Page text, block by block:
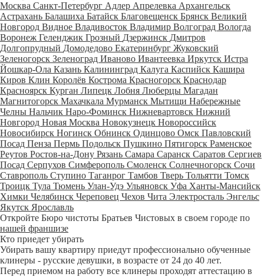
Москва Санкт-Петербург Адлер Апрелевка Архангельск
Астрахань Балашиха Батайск Благовещенск Брянск Великий
Новгород Видное Владивосток Владимир Волгоград Вологда
Воронеж Геленджик Грозный Дзержинск Дмитров
Долгопрудный Домодедово Екатеринбург Жуковский
Зеленогорск Зеленоград Иваново Ивантеевка Иркутск Истра
Йошкар-Ола Казань Калининград Калуга Каспийск Кашира
Киров Клин Королёв Кострома Красногорск Краснодар
Красноярск Курган Липецк Лобня Люберцы Магадан
Магнитогорск Махачкала Мурманск Мытищи Набережные
Челны Нальчик Наро-Фоминск Нижневартовск Нижний
Новгород Новая Москва Новокузнецк Новороссийск
Новосибирск Ногинск Обнинск Одинцово Омск Павловский
Посад Пенза Пермь Подольск Пушкино Пятигорск Раменское
Реутов Ростов-на-Дону Рязань Самара Саранск Саратов Сергиев
Посад Серпухов Симферополь Смоленск Солнечногорск Сочи
Ставрополь Ступино Таганрог Тамбов Тверь Тольятти Томск
Троицк Тула Тюмень Улан-Удэ Ульяновск Уфа Ханты-Мансийск
Химки Челябинск Череповец Чехов Чита Электросталь Энгельс
Якутск Ярославль
Откройте Бюро чистоты Братьев Чистовых в своем городе по
нашей франшизе
Кто приедет убирать
Убирать вашу квартиру приедут профессионально обученные
клинеры - русские девушки, в возрасте от 24 до 40 лет.
Перед приемом на работу все клинеры проходят аттестацию в